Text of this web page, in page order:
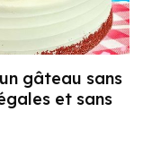
gâteau sans
et sans